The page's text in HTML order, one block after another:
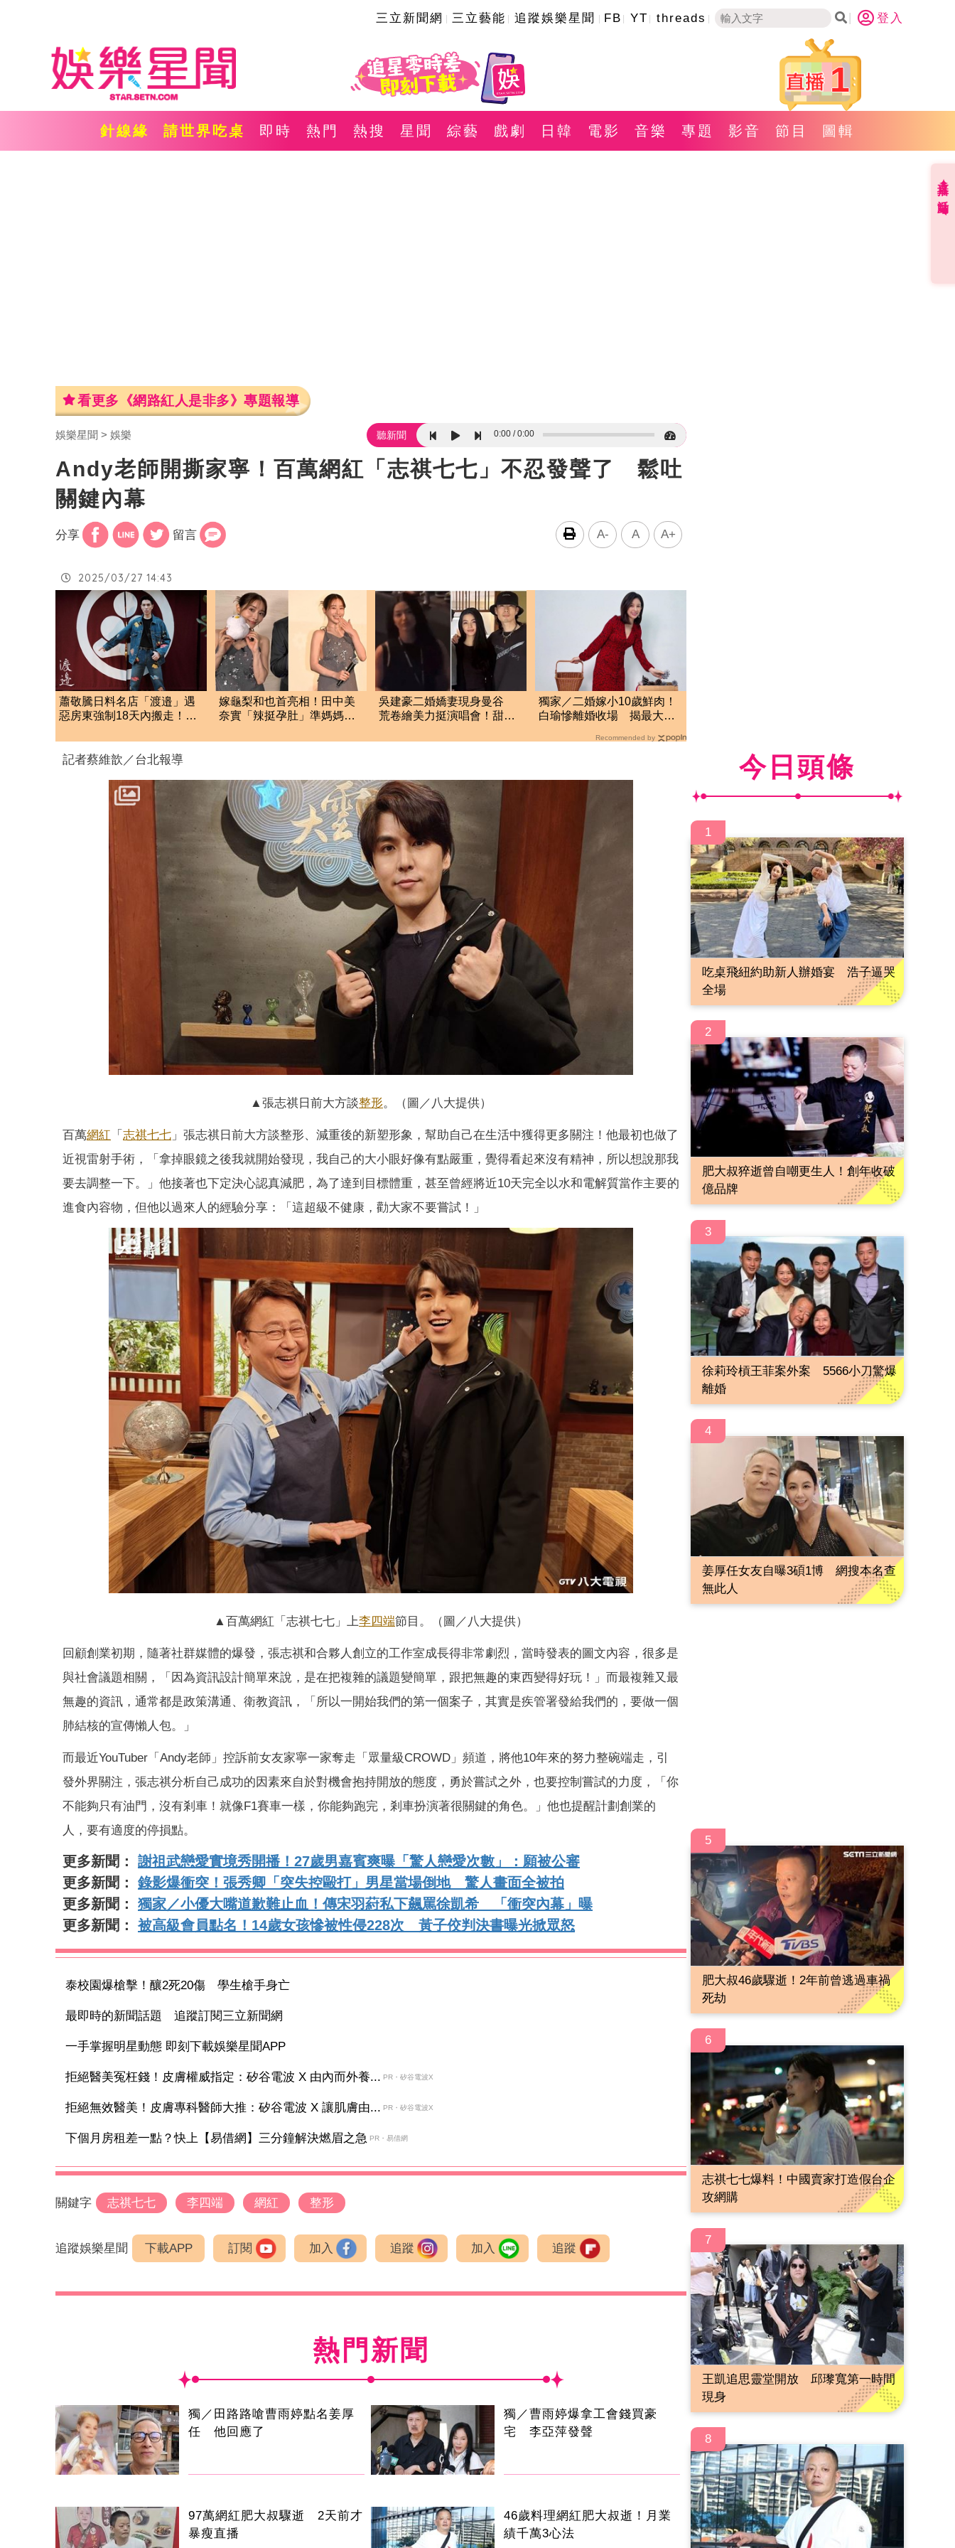
三立新聞網 三立藝能 追蹤娛樂星聞 FB YT threads 登入
1
針線緣 請世界吃桌 即時 熱門 熱搜 星聞 綜藝 戲劇 日韓 電影 音樂 專題 影音 節目 圖輯
看更多《網路紅人是非多》專題報導
娛樂星聞 娛樂 聽新聞 0:00 0:00
Andy老師開撕家寧！百萬網紅「志祺七七」不忍發聲了 鬆吐
關鍵內幕
分享 留言 A- A A+
2025/03/27 14:43
蕭敬騰日料名店「渡邉」遇
惡房東強制18天內搬走！逼
嫁龜梨和也首亮相！田中美
奈實「辣挺孕肚」準媽媽被
吳建豪二婚嬌妻現身曼谷
荒卷繪美力挺演唱會！甜蜜
獨家／二婚嫁小10歲鮮肉！
白瑜慘離婚收場 揭最大關
Recommended by
記者蔡維歆／台北報導
▲張志祺日前大方談整形。（圖／八大提供）
百萬網紅 「 志祺七七 」張志祺日前大方談整形、減重後的新塑形象，幫助自己在生活中獲得更多關注！他最初也做了
近視雷射手術，「拿掉眼鏡之後我就開始發現，我自己的大小眼好像有點嚴重，覺得看起來沒有精神，所以想說那我
要去調整一下。」他接著也下定決心認真減肥，為了達到目標體重，甚至曾經將近10天完全以水和電解質當作主要的
進食內容物，但他以過來人的經驗分享：「這超級不健康，勸大家不要嘗試！」
▲百萬網紅「志祺七七」上李四端節目。（圖／八大提供）
回顧創業初期，隨著社群媒體的爆發，張志祺和合夥人創立的工作室成長得非常劇烈，當時發表的圖文內容，很多是
與社會議題相關，「因為資訊設計簡單來說，是在把複雜的議題變簡單，跟把無趣的東西變得好玩！」而最複雜又最
無趣的資訊，通常都是政策溝通、衛教資訊，「所以一開始我們的第一個案子，其實是疾管署發給我們的，要做一個
肺結核的宣傳懶人包。」
而最近YouTuber「Andy老師」控訴前女友家寧一家奪走「眾量級CROWD」頻道，將他10年來的努力整碗端走，引
發外界關注，張志祺分析自己成功的因素來自於對機會抱持開放的態度，勇於嘗試之外，也要控制嘗試的力度，「你
不能夠只有油門，沒有剎車！就像F1賽車一樣，你能夠跑完，剎車扮演著很關鍵的角色。」他也提醒計劃創業的
人，要有適度的停損點。
更多新聞： 謝祖武戀愛實境秀開播！27歲男嘉賓爽曝「驚人戀愛次數」：願被公審
更多新聞： 錄影爆衝突！張秀卿「突失控毆打」男星當場倒地 驚人畫面全被拍
更多新聞： 獨家／小優大嘴道歉難止血！傳宋羽葤私下飆罵徐凱希 「衝突內幕」曝
更多新聞：被高級會員點名！14歲女孩慘被性侵228次 黃子佼判決書曝光掀眾怒
泰校園爆槍擊！釀2死20傷 學生槍手身亡
最即時的新聞話題 追蹤訂閱三立新聞網
一手掌握明星動態 即刻下載娛樂星聞APP
拒絕醫美冤枉錢！皮膚權威指定：矽谷電波 X 由內而外養... PR・矽谷電波X
拒絕無效醫美！皮膚專科醫師大推：矽谷電波 X 讓肌膚由... PR・矽谷電波X
下個月房租差一點？快上【易借網】三分鐘解決燃眉之急 PR・易借網
關鍵字 志祺七七 李四端 網紅 整形
追蹤娛樂星聞 下載APP 訂閱 加入 追蹤 加入 追蹤
熱門新聞
獨／田路路嗆曹雨婷點名姜厚
任 他回應了
獨／曹雨婷爆拿工會錢買豪
宅 李亞萍發聲
97萬網紅肥大叔驟逝 2天前才
暴瘦直播
46歲料理網紅肥大叔逝！月業
績千萬3心法
今日頭條
1
吃桌飛紐約助新人辦婚宴 浩子逼哭
全場
2
肥大叔猝逝曾自嘲更生人！創年收破
億品牌
3
徐莉玲槓王菲案外案 5566小刀驚爆
離婚
4
姜厚任女友自曝3碩1博 網搜本名查
無此人
5
肥大叔46歲驟逝！2年前曾逃過車禍
死劫
6
志祺七七爆料！中國賣家打造假台企
攻網購
7
王凱追思靈堂開放 邱瓈寬第一時間
現身
8
直播✦活動